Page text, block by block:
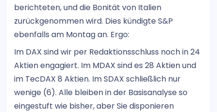
berichteten, und die Bonität von Italien
zurückgenommen wird. Dies kündigte S&P
ebenfalls am Montag an. Ergo:
Im DAX sind wir per Redaktionsschluss noch in 24
Aktien engagiert. Im MDAX sind es 28 Aktien und
im TecDAX 8 Aktien. Im SDAX schließlich nur
wenige (6). Alle bleiben in der Basisanalyse so
eingestuft wie bisher, aber Sie disponieren